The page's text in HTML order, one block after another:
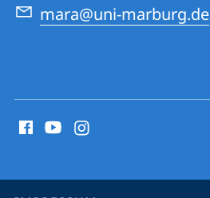
mara@uni-marburg.de
Media